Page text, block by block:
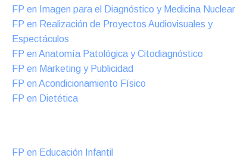
FP en Imagen para el Diagnóstico y Medicina Nuclear
FP en Realización de Proyectos Audiovisuales y
Espectáculos
FP en Anatomía Patológica y Citodiagnóstico
FP en Marketing y Publicidad
FP en Acondicionamiento Físico
FP en Dietética
FP en Educación Infantil